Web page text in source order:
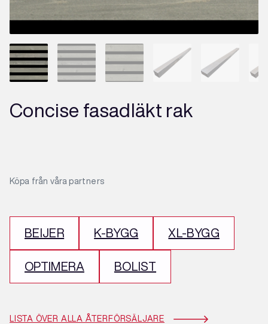
Concise fasadläkt rak
Köpa från våra partners
BEIJER K-BYGG XL-BYGG
OPTIMERA BOLIST
LISTA ÖVER ALLA ÅTERFÖRSÄLJARE